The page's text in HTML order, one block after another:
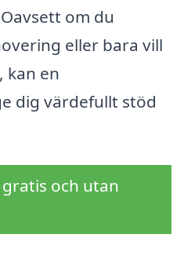
om du
eller bara vill
kan en
dig värdefullt stöd
och utan